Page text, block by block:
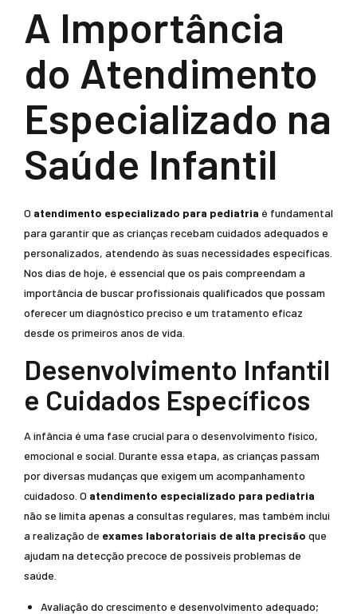
A Importância
do Atendimento
Especializado na
Saúde Infantil
O atendimento especializado para pediatria é fundamental
para garantir que as crianças recebam cuidados adequados e
personalizados, atendendo às suas necessidades específicas.
Nos dias de hoje, é essencial que os pais compreendam a
importância de buscar profissionais qualificados que possam
oferecer um diagnóstico preciso e um tratamento eficaz
desde os primeiros anos de vida.
Desenvolvimento Infantil
e Cuidados Específicos
A infância é uma fase crucial para o desenvolvimento físico,
emocional e social. Durante essa etapa, as crianças passam
por diversas mudanças que exigem um acompanhamento
cuidadoso. O atendimento especializado para pediatria
não se limita apenas a consultas regulares, mas também inclui
a realização de exames laboratoriais de alta precisão que
ajudam na detecção precoce de possíveis problemas de
saúde.
Avaliação do crescimento e desenvolvimento adequado;